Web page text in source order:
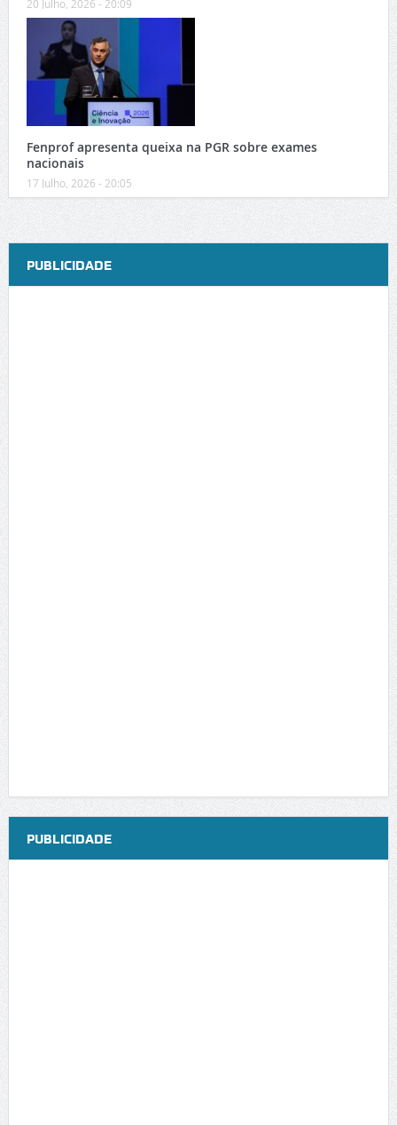
20 Julho, 2026 - 20:09
Fenprof apresenta queixa na PGR sobre exames
nacionais
17 Julho, 2026 - 20:05
PUBLICIDADE
PUBLICIDADE